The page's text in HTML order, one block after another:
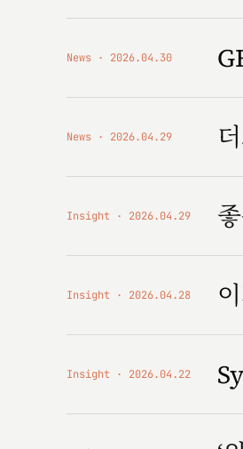
News 2026.04.30
News 2026.04.29
Insight 2026.04.29
Insight 2026.04.28
Insight 2026.04.22